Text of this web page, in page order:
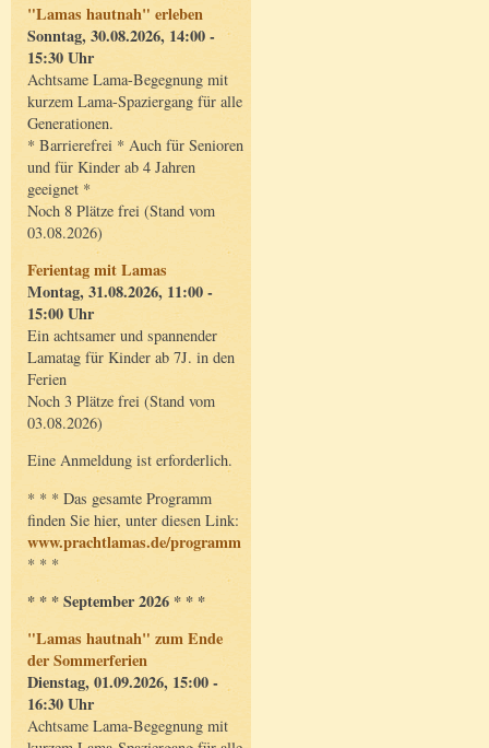
"Lamas hautnah" erleben
Sonntag, 30.08.2026, 14:00 -
15:30 Uhr
Achtsame Lama-Begegnung mit
kurzem Lama-Spaziergang für alle
Generationen.
* Barrierefrei * Auch für Senioren
und für Kinder ab 4 Jahren
geeignet *
Noch 8 Plätze frei (Stand vom
03.08.2026)
Ferientag mit Lamas
Montag, 31.08.2026, 11:00 -
15:00 Uhr
Ein achtsamer und spannender
Lamatag für Kinder ab 7J. in den
Ferien
Noch 3 Plätze frei (Stand vom
03.08.2026)
Eine Anmeldung ist erforderlich.
* * * Das gesamte Programm
finden Sie hier, unter diesen Link:
www.prachtlamas.de/programm
* * *
* * * September 2026 * * *
"Lamas hautnah" zum Ende
der Sommerferien
Dienstag, 01.09.2026, 15:00 -
16:30 Uhr
Achtsame Lama-Begegnung mit